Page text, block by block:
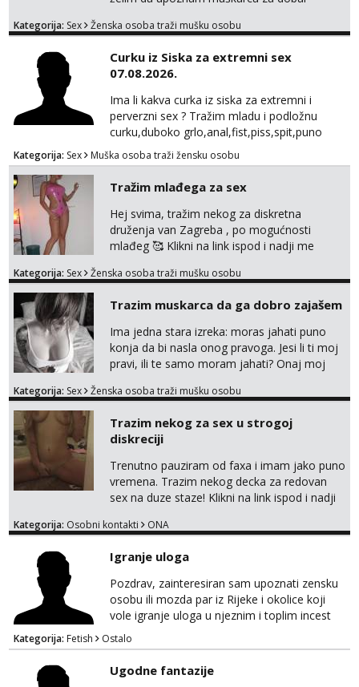
na link ispod i nadji me tamo, cekam te!
Kategorija: Sex Ženska osoba traži mušku osobu
Curku iz Siska za extremni sex
07.08.2026.
Ima li kakva curka iz siska za extremni i
perverzni sex ? Tražim mladu i podložnu
curku,duboko grlo,anal,fist,piss,spit,puno
pljuvačke,ulja i pissa,volim isto tako masažu
prostate,rimyob,extremno full perverzno,bez
tabua,najlonke crne i visoke sexy štikle
obavezno imati na sebi,za početak s.t.o
nudim za druženje večeras,noć kod
mene,javljanje isključivo pozivom
Kategorija: Sex Muška osoba traži žensku osobu
Tražim mlađega za sex
Hej svima, tražim nekog za diskretna
druženja van Zagreba , po mogućnosti
mlađeg 🥰 Klikni na link ispod i nadji me
Kategorija: Sex Ženska osoba traži mušku osobu
Trazim muskarca da ga dobro zajašem
Ima jedna stara izreka: moras jahati puno
konja da bi nasla onog pravoga. Jesi li ti moj
pravi, ili te samo moram jahati? Onaj moj
na sexdater link i javi mi se tamo....
Kategorija: Sex Ženska osoba traži mušku osobu
Trazim nekog za sex u strogoj
diskreciji
Trenutno pauziram od faxa i imam jako puno
vremena. Trazim nekog decka za redovan
sex na duze staze! Klikni na link ispod i nadji
Kategorija: Osobni kontakti ONA
Igranje uloga
Pozdrav, zainteresiran sam upoznati zensku
osobu ili mozda par iz Rijeke i okolice koji
vole igranje uloga u njeznim i toplim incest
pricama, izgled nebitan, bitno je da znas sto
zelis i da se volis zabavljati. Javitese na mail,
viber, wapp ili zovite. Samo ozbiljni, hvala
Kategorija: Fetish Ostalo
Ugodne fantazije